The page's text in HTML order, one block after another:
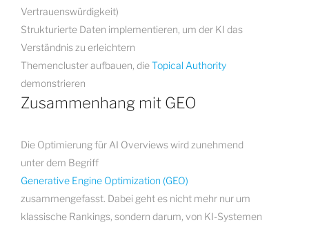
Vertrauenswürdigkeit)
Strukturierte Daten implementieren, um der KI das
Verständnis zu erleichtern
Themencluster aufbauen, dieTopical Authority
demonstrieren
Zusammenhang mit GEO
Die Optimierung für AI Overviews wird zunehmend
unter dem Begriff
Generative Engine Optimization (GEO)
zusammengefasst. Dabei geht es nicht mehr nur um
klassische Rankings, sondern darum, von KI-Systemen